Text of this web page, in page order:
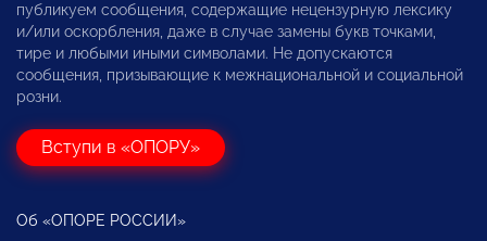
публикуем сообщения, содержащие нецензурную лексику
и/или оскорбления, даже в случае замены букв точками,
тире и любыми иными символами. Не допускаются
сообщения, призывающие к межнациональной и социальной
розни.
Вступи в «ОПОРУ»
Об «ОПОРЕ РОССИИ»